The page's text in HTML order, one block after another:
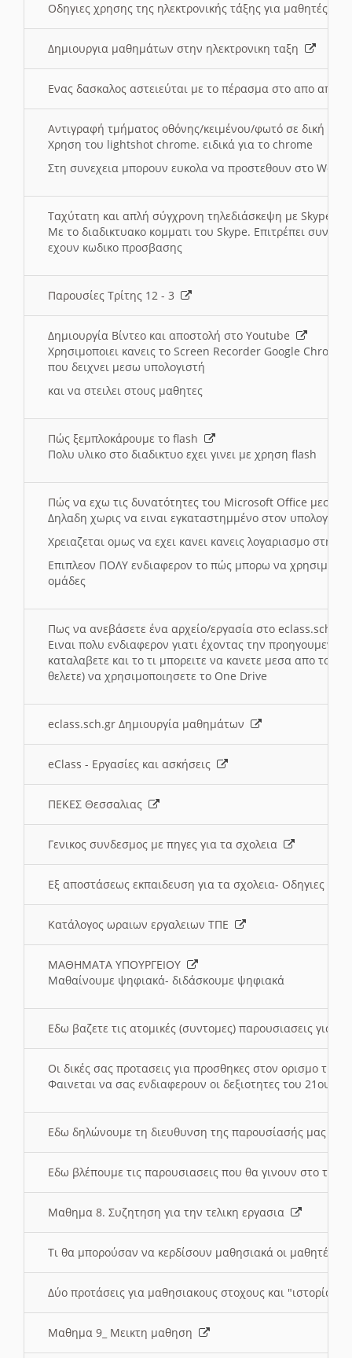
Οδηγιες χρησης της ηλεκτρονικής τάξης για μαθητές
Δημιουργια μαθημάτων στην ηλεκτρονικη ταξη
Ενας δασκαλος αστειεύται με το πέρασμα στο απο
Αντιγραφή τμήματος οθόνης/κειμένου/φωτό σε δική
Χρηση του lightshot chrome. ειδικά για το chrome
Στη συνεχεια μπορουν ευκολα να προστεθουν στο Word
Ταχύτατη και απλή σύγχρονη τηλεδιάσκεψη με Skype
Με το διαδικτυακο κομματι του Skype. Επιτρέπει
εχουν κωδικο προσβασης
Παρουσίες Τρίτης 12 - 3
Δημιουργία Βίντεο και αποστολή στο Youtube
Χρησιμοποιει κανεις το Screen Recorder Google Chrome
που δειχνει μεσω υπολογιστή
και να στειλει στους μαθητες
Πώς ξεμπλοκάρουμε το flash
Πολυ υλικο στο διαδικτυο εχει γινει με χρηση flash
Πώς να εχω τις δυνατότητες του Microsoft Office μεσω
Δηλαδη χωρις να ειναι εγκαταστημμένο στον
Χρειαζεται ομως να εχει κανει κανεις λογαριασμο στη
Επιπλεον ΠΟΛΥ ενδιαφερον το πώς μπορω να
ομάδες
Πως να ανεβάσετε ένα αρχείο/εργασία στο eclass.sch.gr
Ειναι πολυ ενδιαφερον γιατι έχοντας την
καταλαβετε και το τι μπορειτε να κανετε μεσα απο το
θελετε) να χρησιμοποιησετε το One Drive
eclass.sch.gr Δημιουργία μαθημάτων
eClass - Εργασίες και ασκήσεις
ΠΕΚΕΣ Θεσσαλιας
Γενικος συνδεσμος με πηγες για τα σχολεια
Εξ αποστάσεως εκπαιδευση για τα σχολεια- Οδηγιες
Κατάλογος ωραιων εργαλειων ΤΠΕ
ΜΑΘΗΜΑΤΑ ΥΠΟΥΡΓΕΙΟΥ
Μαθαίνουμε ψηφιακά- διδάσκουμε ψηφιακά
Εδω βαζετε τις ατομικές (συντομες) παρουσιασεις για
Οι δικές σας προτασεις για προσθηκες στον ορισμο
Φαινεται να σας ενδιαφερουν οι δεξιοτητες του 21ου
Εδω δηλώνουμε τη διευθυνση της παρουσίασής μας
Εδω βλέπουμε τις παρουσιασεις που θα γινουν στο
Μαθημα 8. Συζητηση για την τελικη εργασια
Τι θα μπορούσαν να κερδίσουν μαθησιακά οι μαθητές/
Δύο προτάσεις για μαθησιακους στοχους και "ιστορία"
Μαθημα 9_ Μεικτη μαθηση